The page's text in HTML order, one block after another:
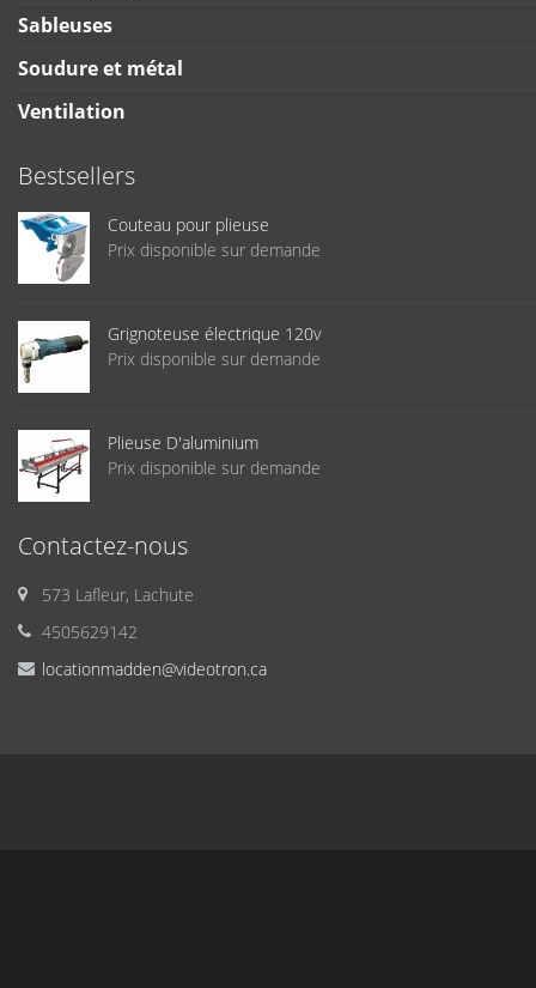
Sableuses
Soudure et métal
Ventilation
Bestsellers
Couteau pour plieuse
Prix disponible sur demande
Grignoteuse électrique 120v
Prix disponible sur demande
Plieuse D'aluminium
Prix disponible sur demande
Contactez-nous
573 Lafleur, Lachute
4505629142
locationmadden@videotron.ca